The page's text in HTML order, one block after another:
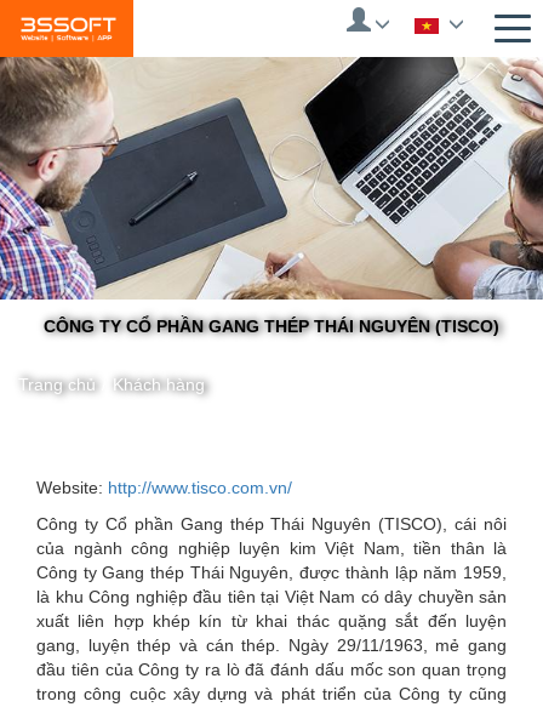
main
content
CÔNG TY CỔ PHẦN GANG THÉP THÁI NGUYÊN (TISCO)
Trang chủ Khách hàng
You
are
here
Website: http://www.tisco.com.vn/
Công ty Cổ phần Gang thép Thái Nguyên (TISCO), cái nôi
của ngành công nghiệp luyện kim Việt Nam, tiền thân là
Công ty Gang thép Thái Nguyên, được thành lập năm 1959,
là khu Công nghiệp đầu tiên tại Việt Nam có dây chuyền sản
xuất liên hợp khép kín từ khai thác quặng sắt đến luyện
gang, luyện thép và cán thép. Ngày 29/11/1963, mẻ gang
đầu tiên của Công ty ra lò đã đánh dấu mốc son quan trọng
trong công cuộc xây dựng và phát triển của Công ty cũng